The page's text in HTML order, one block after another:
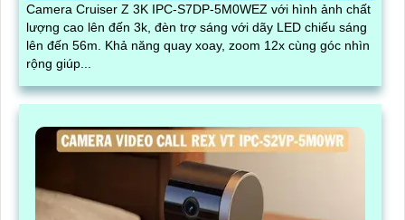
Camera Cruiser Z 3K IPC-S7DP-5M0WEZ với hình ảnh chất
lượng cao lên đến 3k, đèn trợ sáng với dãy LED chiếu sáng
lên đến 56m. Khả năng quay xoay, zoom 12x cùng góc nhìn
rộng giúp...